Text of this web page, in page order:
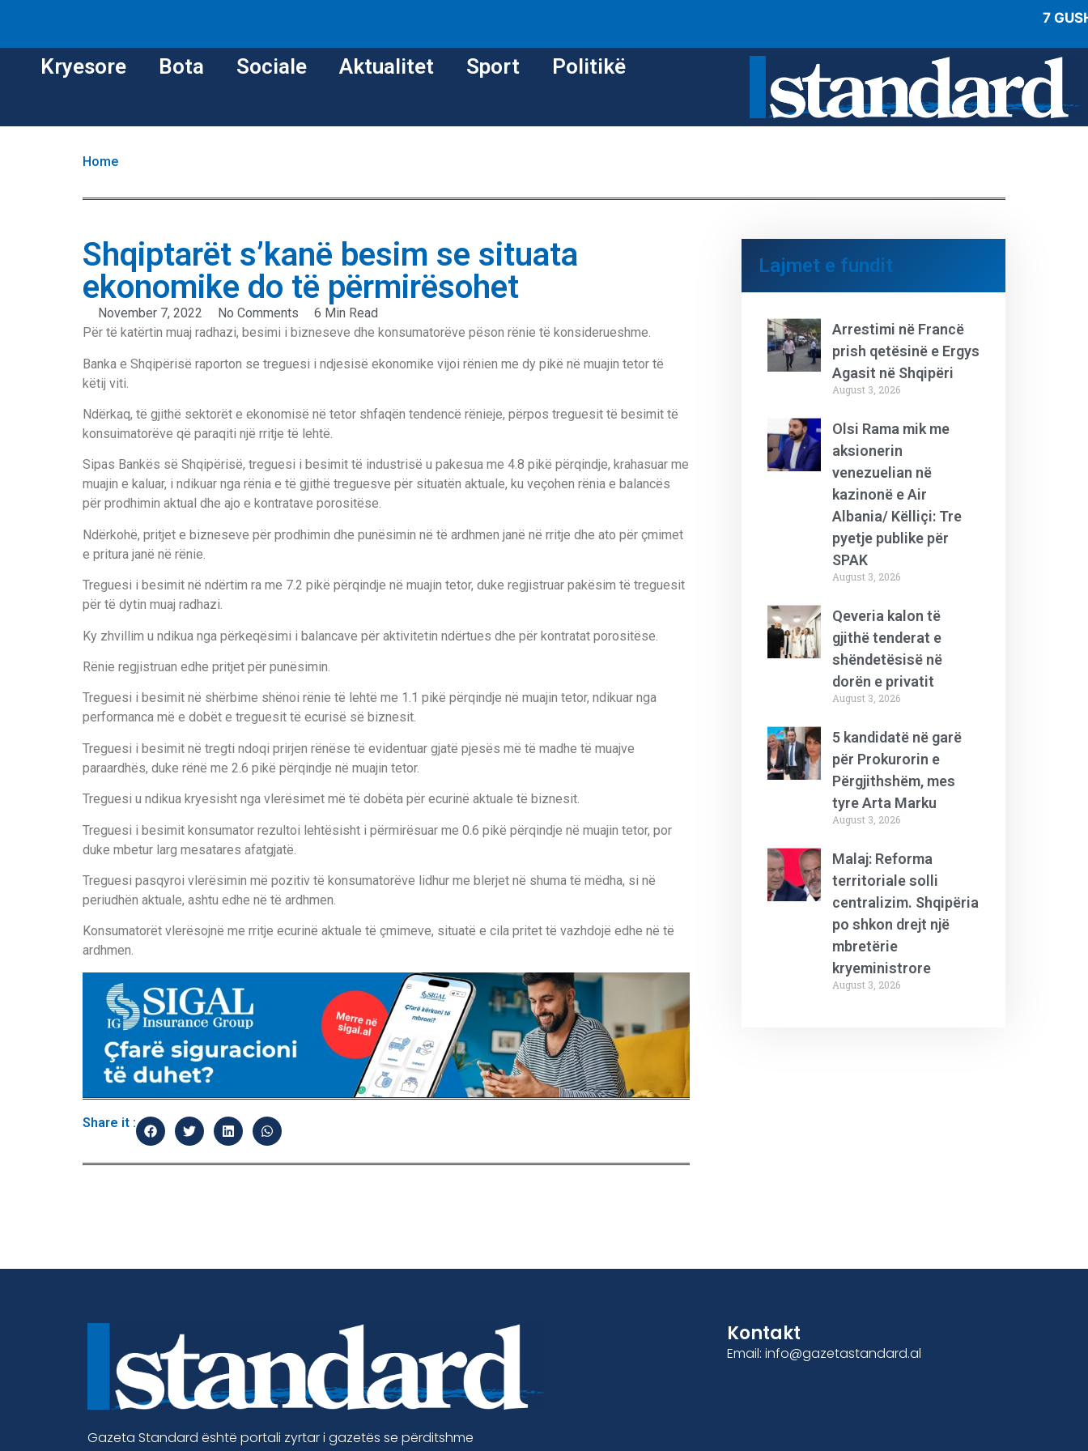
7
Kryesore Bota Sociale Aktualitet Sport Politikë
Home
Shqiptarët s’kanë besim se situata
ekonomike do të përmirësohet
November 7, 2022 No Comments
6 Min Read
Për të katërtin muaj radhazi, besimi i bizneseve dhe konsumatorëve pëson rënie të konsiderueshme.
Banka e Shqipërisë raporton se treguesi i ndjesisë ekonomike vijoi rënien me dy pikë në muajin tetor të
këtij viti.
Ndërkaq, të gjithë sektorët e ekonomisë në tetor shfaqën tendencë rënieje, përpos treguesit të besimit të
konsuimatorëve që paraqiti një rritje të lehtë.
Sipas Bankës së Shqipërisë, treguesi i besimit të industrisë u pakesua me 4.8 pikë përqindje, krahasuar me
muajin e kaluar, i ndikuar nga rënia e të gjithë treguesve për situatën aktuale, ku veçohen rënia e balancës
për prodhimin aktual dhe ajo e kontratave porositëse.
Ndërkohë, pritjet e bizneseve për prodhimin dhe punësimin në të ardhmen janë në rritje dhe ato për çmimet
e pritura janë në rënie.
Treguesi i besimit në ndërtim ra me 7.2 pikë përqindje në muajin tetor, duke regjistruar pakësim të treguesit
për të dytin muaj radhazi.
Ky zhvillim u ndikua nga përkeqësimi i balancave për aktivitetin ndërtues dhe për kontratat porositëse.
Rënie regjistruan edhe pritjet për punësimin.
Treguesi i besimit në shërbime shënoi rënie të lehtë me 1.1 pikë përqindje në muajin tetor, ndikuar nga
performanca më e dobët e treguesit të ecurisë së biznesit.
Treguesi i besimit në tregti ndoqi prirjen rënëse të evidentuar gjatë pjesës më të madhe të muajve
paraardhës, duke rënë me 2.6 pikë përqindje në muajin tetor.
Treguesi u ndikua kryesisht nga vlerësimet më të dobëta për ecurinë aktuale të biznesit.
Treguesi i besimit konsumator rezultoi lehtësisht i përmirësuar me 0.6 pikë përqindje në muajin tetor, por
duke mbetur larg mesatares afatgjatë.
Treguesi pasqyroi vlerësimin më pozitiv të konsumatorëve lidhur me blerjet në shuma të mëdha, si në
periudhën aktuale, ashtu edhe në të ardhmen.
Konsumatorët vlerësojnë me rritje ecurinë aktuale të çmimeve, situatë e cila pritet të vazhdojë edhe në të
ardhmen.
Share it :
Lajmet e fundit
Arrestimi në Francë
prish qetësinë e Ergys
Agasit në Shqipëri
August 3, 2026
Olsi Rama mik me
aksionerin
venezuelian në
kazinonë e Air
Albania/ Këlliçi: Tre
pyetje publike për
SPAK
August 3, 2026
Qeveria kalon të
gjithë tenderat e
shëndetësisë në
dorën e privatit
August 3, 2026
5 kandidatë në garë
për Prokurorin e
Përgjithshëm, mes
tyre Arta Marku
August 3, 2026
Malaj: Reforma
territoriale solli
centralizim. Shqipëria
po shkon drejt një
mbretërie
kryeministrore
August 3, 2026
Gazeta Standard është portali zyrtar i gazetës se përditshme
Kontakt
Email: info@gazetastandard.al